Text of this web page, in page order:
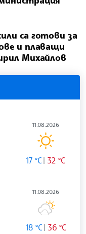
са готови за
и плаващи
Михайлов
11.08.2026
17 °C 32 °C
11.08.2026
18 °C 36 °C